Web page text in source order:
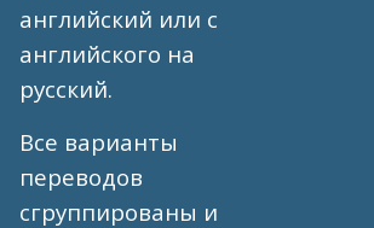
английский или с
английского на
русский.
Все варианты
переводов
сгруппированы и